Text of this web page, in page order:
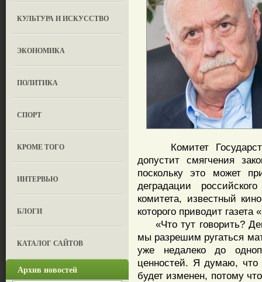
КУЛЬТУРА И ИСКУССТВО
ЭКОНОМИКА
ПОЛИТИКА
СПОРТ
КРОМЕ ТОГО
ИНТЕРВЬЮ
БЛОГИ
КАТАЛОГ САЙТОВ
Архив новостей
Комитет
допустит смягчения
поскольку это может
деградации
комитета, известный
которого приводит газета
«Что тут говорить?
мы разрешим ругаться
уже недалеко до
ценностей. Я думаю, что
будет изменен, потому